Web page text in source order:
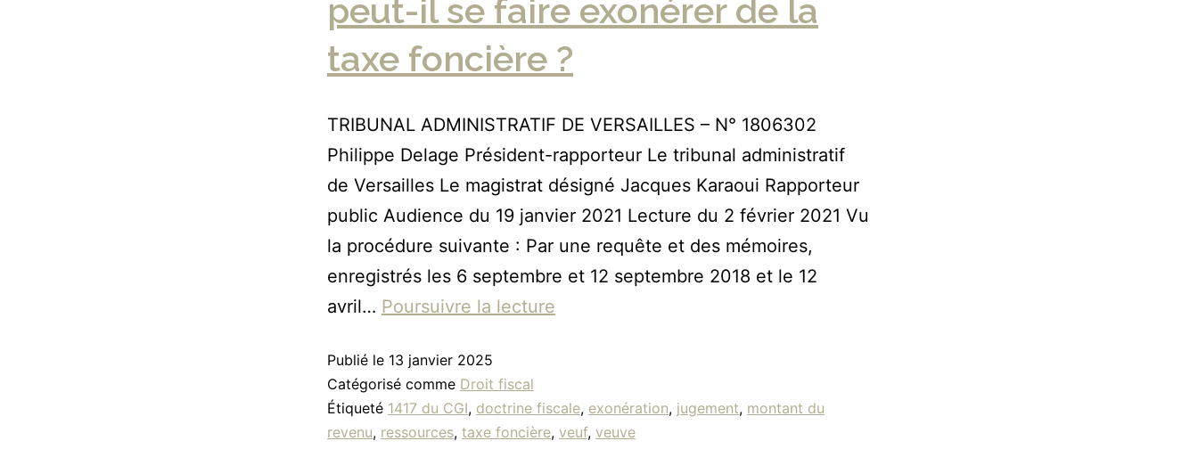
peut-il se faire exonérer de la
taxe foncière ?
TRIBUNAL ADMINISTRATIF DE VERSAILLES – N° 1806302
Philippe Delage Président-rapporteur Le tribunal administratif
de Versailles Le magistrat désigné Jacques Karaoui Rapporteur
public Audience du 19 janvier 2021 Lecture du 2 février 2021 Vu
la procédure suivante : Par une requête et des mémoires,
enregistrés les 6 septembre et 12 septembre 2018 et le 12
avril… Poursuivre la lecture
Publié le 13 janvier 2025
Catégorisé comme Droit fiscal
Étiqueté 1417 du CGI, doctrine fiscale, exonération, jugement, montant du
revenu, ressources, taxe foncière, veuf, veuve